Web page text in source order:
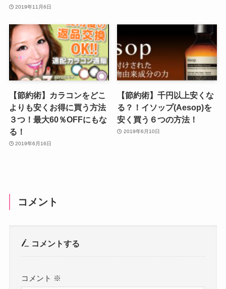
2019年11月6日
【節約術】カラコンをどこ
よりも安くお得に買う方法
３つ！最大60％OFFにもな
る！
2019年6月16日
【節約術】千円以上安くな
る？！イソップ(Aesop)を
安く買う６つの方法！
2019年6月10日
コメント
コメントする
コメント ※